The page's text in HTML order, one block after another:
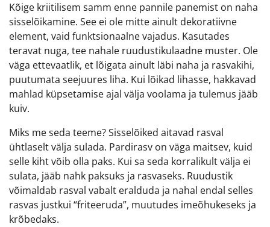
Kõige kriitilisem samm enne pannile panemist on naha
sisselõikamine. See ei ole mitte ainult dekoratiivne
element, vaid funktsionaalne vajadus. Kasutades
teravat nuga, tee nahale ruudustikulaadne muster. Ole
väga ettevaatlik, et lõigata ainult läbi naha ja rasvakihi,
puutumata seejuures liha. Kui lõikad lihasse, hakkavad
mahlad küpsetamise ajal välja voolama ja tulemus jääb
kuiv.
Miks me seda teeme? Sisselõiked aitavad rasval
ühtlaselt välja sulada. Pardirasv on väga maitsev, kuid
selle kiht võib olla paks. Kui sa seda korralikult välja ei
sulata, jääb nahk paksuks ja rasvaseks. Ruudustik
võimaldab rasval vabalt eralduda ja nahal endal selles
rasvas justkui “friteeruda”, muutudes imeõhukeseks ja
krõbedaks.